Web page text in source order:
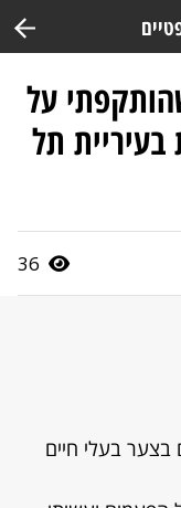
על
תל
36
בעלי חיים